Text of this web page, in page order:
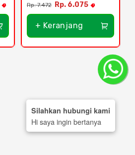
Rp. 7.472 Rp. 6.075
+ Keranjang
Silahkan hubungi kami
Hi saya ingin bertanya